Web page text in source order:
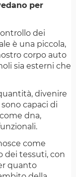
per
dei
è una piccola,
corpo auto
sia esterni che
divenire
capaci di
dna,
come
dei tessuti, con
quanto